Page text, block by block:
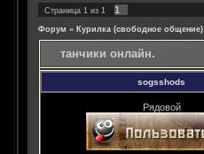
Страница 1 из 1 1
Форум » Курилка (свободное общение)
танчики онлайн.
sogsshods
Рядовой